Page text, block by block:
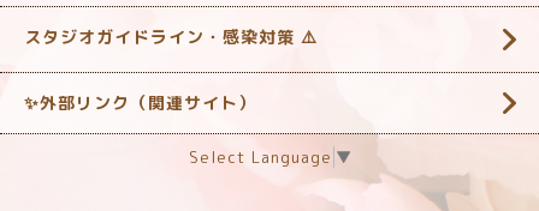
スタジオガイドライン・感染対策 ‎⚠️
✨外部リンク（関連サイト）
Select Language ▼